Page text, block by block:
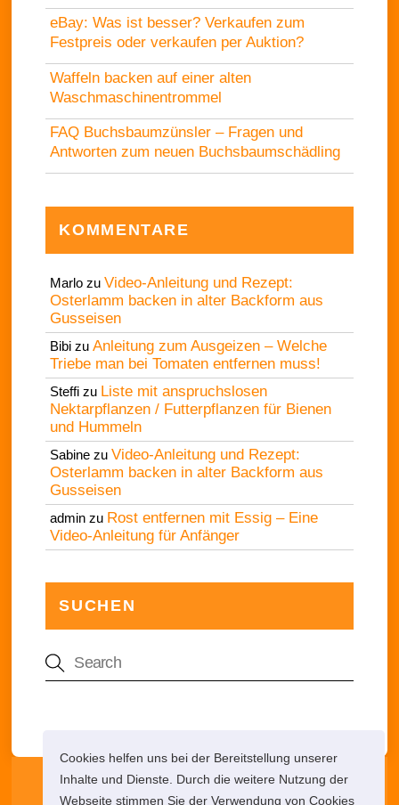
Cookies helfen uns bei der Bereitstellung unserer
Inhalte und Dienste. Durch die weitere Nutzung der
Webseite stimmen Sie der Verwendung von Cookies
eBay: Was ist besser? Verkaufen zum
Festpreis oder verkaufen per Auktion?
Waffeln backen auf einer alten
Waschmaschinentrommel
FAQ Buchsbaumzünsler – Fragen und
Antworten zum neuen Buchsbaumschädling
KOMMENTARE
Marlo zuVideo-Anleitung und Rezept:
Osterlamm backen in alter Backform aus
Gusseisen
Bibi zuAnleitung zum Ausgeizen – Welche
Triebe man bei Tomaten entfernen muss!
Steffi zu Liste mit anspruchslosen
Nektarpflanzen / Futterpflanzen für Bienen
und Hummeln
Sabine zuVideo-Anleitung und Rezept:
Osterlamm backen in alter Backform aus
Gusseisen
admin zu Rost entfernen mit Essig – Eine
Video-Anleitung für Anfänger
SUCHEN
Die Netz-Lupe